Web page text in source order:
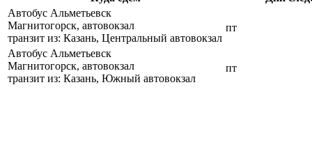
Автобус Альметьевск
Магнитогорск, автовокзал
транзит из: Казань, Центральный автовокзал
пт
Автобус Альметьевск
Магнитогорск, автовокзал
транзит из: Казань, Южный автовокзал
пт